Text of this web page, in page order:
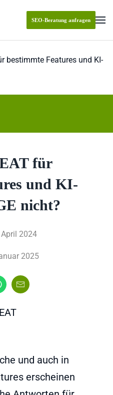
SEO-Beratung anfragen
bestimmte Features und KI-
für
und KI-
nicht?
2024
2025
und auch in
erscheinen